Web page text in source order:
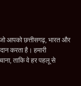
आपको छत्तीसगढ़, भारत और
करता है। हमारी
ताकि वे हर पहलू से